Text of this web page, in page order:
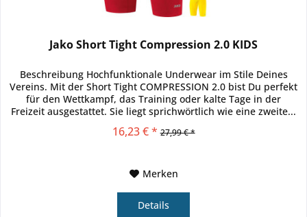
Jako Short Tight Compression 2.0 KIDS
Beschreibung Hochfunktionale Underwear im Stile Deines
Vereins. Mit der Short Tight COMPRESSION 2.0 bist Du perfekt
für den Wettkampf, das Training oder kalte Tage in der
Freizeit ausgestattet. Sie liegt sprichwörtlich wie eine zweite...
16,23 € * 27,99 € *
Merken
Details